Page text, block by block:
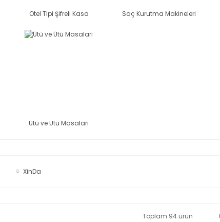
Otel Tipi Şifreli Kasa Saç Kurutma Makineleri
Ütü ve Ütü Masaları
XinDa
Toplam 94 ürün